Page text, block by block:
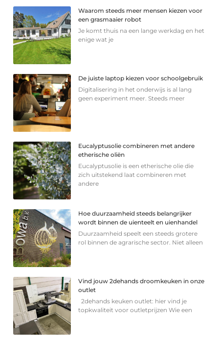
Waarom steeds meer mensen kiezen voor
een grasmaaier robot
Je komt thuis na een lange werkdag en het
enige wat je
De juiste laptop kiezen voor schoolgebruik
Digitalisering in het onderwijs is al lang
geen experiment meer. Steeds meer
Eucalyptusolie combineren met andere
etherische oliën
Eucalyptusolie is een etherische olie die
zich uitstekend laat combineren met
andere
Hoe duurzaamheid steeds belangrijker
wordt binnen de uienteelt en uienhandel
Duurzaamheid speelt een steeds grotere
rol binnen de agrarische sector. Niet alleen
Vind jouw 2dehands droomkeuken in onze
outlet
2dehands keuken outlet: hier vind je
topkwaliteit voor outletprijzen Wie een